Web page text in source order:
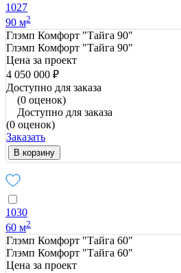
1027
90 м2
Глэмп Комфорт "Тайга 90"
Глэмп Комфорт "Тайга 90"
Цена за проект
4 050 000 ₽
Доступно для заказа
(0 оценок)
Доступно для заказа
(0 оценок)
Заказать
В корзину
1030
60 м2
Глэмп Комфорт "Тайга 60"
Глэмп Комфорт "Тайга 60"
Цена за проект